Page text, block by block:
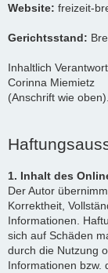
Website: freizeit-
Gerichtsstand:
Inhaltlich
Corinna Miemietz
(Anschrift wie oben).
1. Inhalt des
Der Autor
Korrektheit,
Informationen.
sich auf Schäden
durch die Nutzung
Informationen bzw.